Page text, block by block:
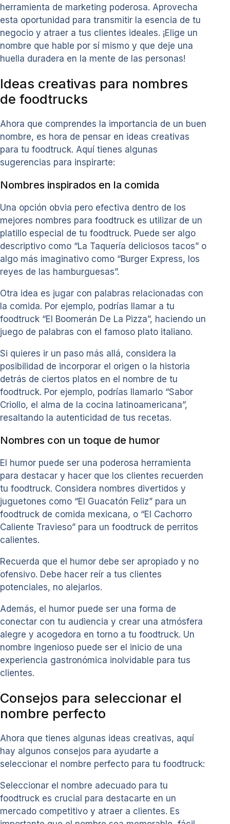
herramienta de marketing poderosa. Aprovecha
esta oportunidad para transmitir la esencia de tu
negocio y atraer a tus clientes ideales. ¡Elige un
nombre que hable por sí mismo y que deje una
huella duradera en la mente de las personas!
Ideas creativas para nombres
de foodtrucks
Ahora que comprendes la importancia de un buen
nombre, es hora de pensar en ideas creativas
para tu foodtruck. Aquí tienes algunas
sugerencias para inspirarte:
Nombres inspirados en la comida
Una opción obvia pero efectiva dentro de los
mejores nombres para foodtruck es utilizar de un
platillo especial de tu foodtruck. Puede ser algo
descriptivo como “La Taquería deliciosos tacos” o
algo más imaginativo como “Burger Express, los
reyes de las hamburguesas”.
Otra idea es jugar con palabras relacionadas con
la comida. Por ejemplo, podrías llamar a tu
foodtruck “El Boomerán De La Pizza”, haciendo un
juego de palabras con el famoso plato italiano.
Si quieres ir un paso más allá, considera la
posibilidad de incorporar el origen o la historia
detrás de ciertos platos en el nombre de tu
foodtruck. Por ejemplo, podrías llamarlo “Sabor
Criollo, el alma de la cocina latinoamericana”,
resaltando la autenticidad de tus recetas.
Nombres con un toque de humor
El humor puede ser una poderosa herramienta
para destacar y hacer que los clientes recuerden
tu foodtruck. Considera nombres divertidos y
juguetones como “El Guacatón Feliz” para un
foodtruck de comida mexicana, o “El Cachorro
Caliente Travieso” para un foodtruck de perritos
calientes.
Recuerda que el humor debe ser apropiado y no
ofensivo. Debe hacer reír a tus clientes
potenciales, no alejarlos.
Además, el humor puede ser una forma de
conectar con tu audiencia y crear una atmósfera
alegre y acogedora en torno a tu foodtruck. Un
nombre ingenioso puede ser el inicio de una
experiencia gastronómica inolvidable para tus
clientes.
Consejos para seleccionar el
nombre perfecto
Ahora que tienes algunas ideas creativas, aquí
hay algunos consejos para ayudarte a
seleccionar el nombre perfecto para tu foodtruck:
Seleccionar el nombre adecuado para tu
foodtruck es crucial para destacarte en un
mercado competitivo y atraer a clientes. Es